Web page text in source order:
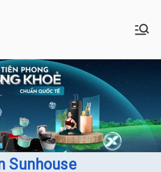
Đồ gia dụng|
Điện gia
dụng|Nhà
Bán buôn bán lẻ hàng Sunhouse
Hà Nội
Sunhouse